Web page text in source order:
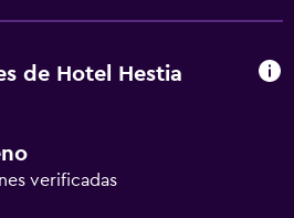
de Hotel Hestia
verificadas